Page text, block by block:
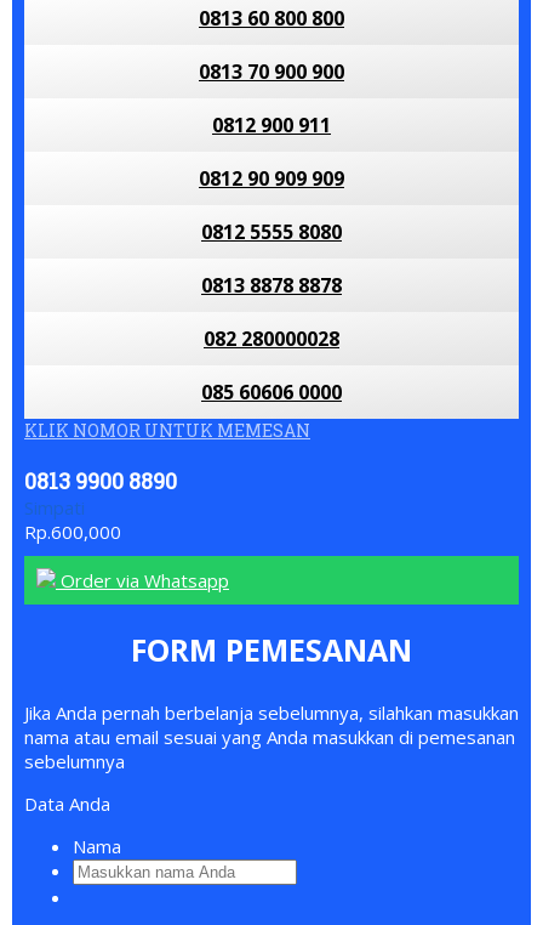
0813 60 800 800
0813 70 900 900
0812 900 911
0812 90 909 909
0812 5555 8080
0813 8878 8878
082 280000028
085 60606 0000
KLIK NOMOR UNTUK MEMESAN
0813 9900 8890
Simpati
Rp.600,000
Order via Whatsapp
FORM PEMESANAN
Jika Anda pernah berbelanja sebelumnya, silahkan masukkan
nama atau email sesuai yang Anda masukkan di pemesanan
sebelumnya
Data Anda
Nama